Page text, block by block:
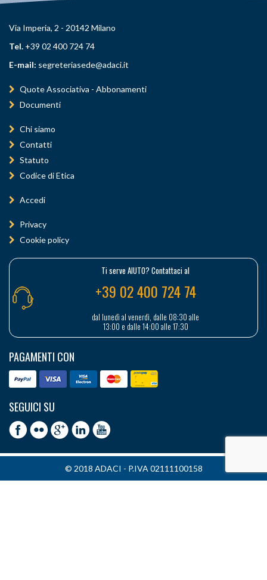
Via Imperia, 2 - 20142 Milano
Tel. +39 02 400 724 74
E-mail: segreteriasede@adaci.it
Quote Associativa - Abbonamenti
Documenti
Chi siamo
Contatti
Statuto
Codice di Etica
Accedi
Privacy
Cookie policy
Ti serve AIUTO? Contattaci al
+39 02 400 724 74
dal lunedì al venerdì, dalle 08:30 alle
13:00 e dalle 14:00 alle 17:30
PAGAMENTI CON
SEGUICI SU
© 2018 ADACI - P.IVA 02111100158